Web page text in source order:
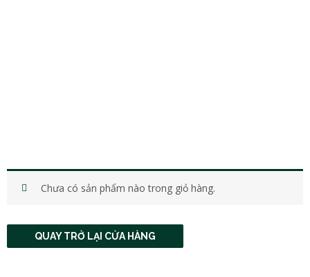
Chưa có sản phẩm nào trong giỏ hàng.
QUAY TRỞ LẠI CỬA HÀNG